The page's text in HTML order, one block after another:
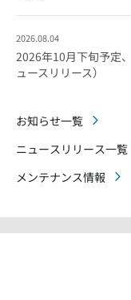
2026.08.04
2026年10月下旬予定
ュースリリース）
お知らせ一覧
ニュースリリース一覧
メンテナンス情報